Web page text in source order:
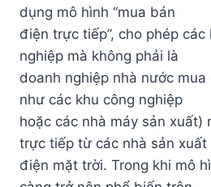
dụng mô hình “mua bán
điện trực tiếp”, cho phép
nghiệp mà không phải là
doanh nghiệp nhà nước
như các khu công nghiệp
hoặc các nhà máy sản xuất)
trực tiếp từ các nhà sản xuất
điện mặt trời. Trong khi mô